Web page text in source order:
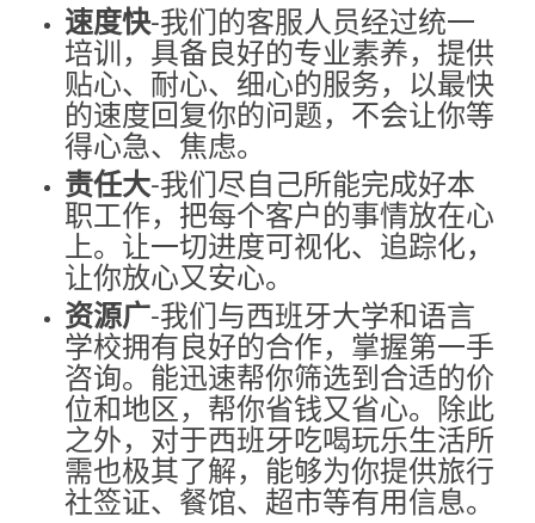
速度快-我们的客服人员经过统一
培训，具备良好的专业素养，提供
贴心、耐心、细心的服务，以最快
的速度回复你的问题，不会让你等
得心急、焦虑。
责任大-我们尽自己所能完成好本
职工作，把每个客户的事情放在心
上。让一切进度可视化、追踪化，
让你放心又安心。
资源广-我们与西班牙大学和语言
学校拥有良好的合作，掌握第一手
咨询。能迅速帮你筛选到合适的价
位和地区，帮你省钱又省心。除此
之外，对于西班牙吃喝玩乐生活所
需也极其了解，能够为你提供旅行
社签证、餐馆、超市等有用信息。